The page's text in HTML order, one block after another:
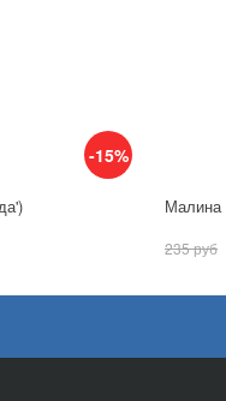
-15%
Малина
235 руб